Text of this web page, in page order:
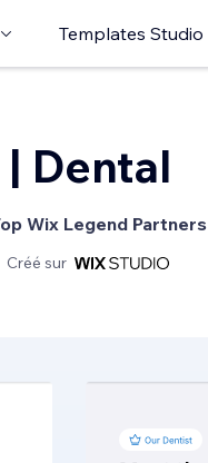
Templates Studio
Dental
Wix Legend Partners
Créé sur